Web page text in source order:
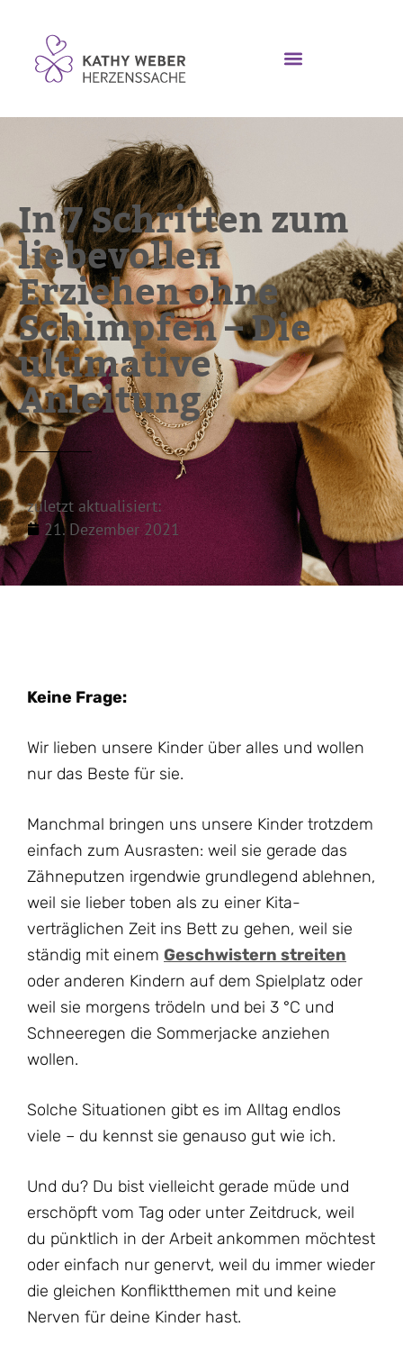
In 7 Schritten zum
liebevollen
Erziehen ohne
Schimpfen – Die
ultimative
Anleitung
zuletzt aktualisiert:
21. Dezember 2021
Keine Frage:
Wir lieben unsere Kinder über alles und wollen
nur das Beste für sie.
Manchmal bringen uns unsere Kinder trotzdem
einfach zum Ausrasten: weil sie gerade das
Zähneputzen irgendwie grundlegend ablehnen,
weil sie lieber toben als zu einer Kita-
verträglichen Zeit ins Bett zu gehen, weil sie
ständig mit einem Geschwistern streiten
oder anderen Kindern auf dem Spielplatz oder
weil sie morgens trödeln und bei 3 °C und
Schneeregen die Sommerjacke anziehen
wollen.
Solche Situationen gibt es im Alltag endlos
viele – du kennst sie genauso gut wie ich.
Und du? Du bist vielleicht gerade müde und
erschöpft vom Tag oder unter Zeitdruck, weil
du pünktlich in der Arbeit ankommen möchtest
oder einfach nur genervt, weil du immer wieder
die gleichen Konfliktthemen mit und keine
Nerven für deine Kinder hast.